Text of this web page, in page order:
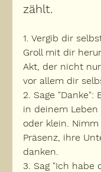
zählt.
1. Vergib dir
Groll mit dir
Akt, der nicht
vor allem dir
2. Sage "Danke":
in deinem Leben
oder klein.
Präsenz, ihre
danken.
3. Sag "Ich habe